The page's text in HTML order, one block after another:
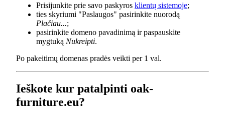
Prisijunkite prie savo paskyros klientų sistemoje;
ties skyriumi "Paslaugos" pasirinkite nuorodą
Plačiau...;
pasirinkite domeno pavadinimą ir paspauskite
mygtuką Nukreipti.
Po pakeitimų domenas pradės veikti per 1 val.
Ieškote kur patalpinti oak-
furniture.eu?